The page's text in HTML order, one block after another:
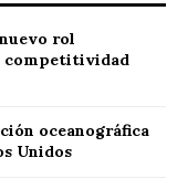
rol
competitividad
oceanográfica
Unidos